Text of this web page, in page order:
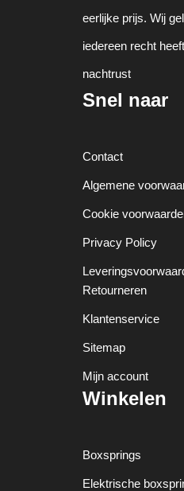
eerlijke prijs. Wij
iedereen recht
nachtrust
Snel naar
Contact
Algemene
Cookie
Privacy Policy
Retourneren
Klantenservice
Sitemap
Mijn account
Winkelen
Boxsprings
Elektrische